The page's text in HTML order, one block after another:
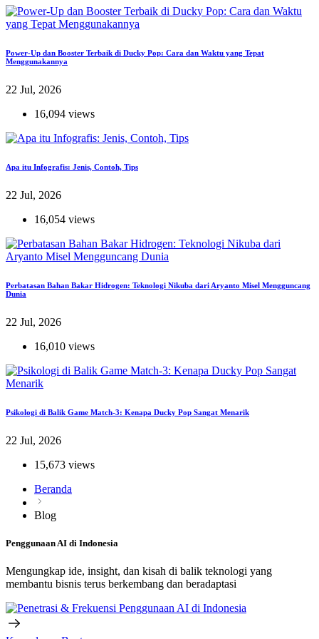
Power-Up dan Booster Terbaik di Ducky Pop: Cara dan Waktu yang Tepat
Menggunakannya
22 Jul, 2026
16,094 views
Apa itu Infografis: Jenis, Contoh, Tips
22 Jul, 2026
16,054 views
Perbatasan Bahan Bakar Hidrogen: Teknologi Nikuba dari Aryanto Misel Mengguncang
Dunia
22 Jul, 2026
16,010 views
Psikologi di Balik Game Match-3: Kenapa Ducky Pop Sangat Menarik
22 Jul, 2026
15,673 views
Beranda
Blog
Penggunaan AI di Indonesia
Mengungkap ide, insight, dan kisah di balik teknologi yang
membantu bisnis terus berkembang dan beradaptasi